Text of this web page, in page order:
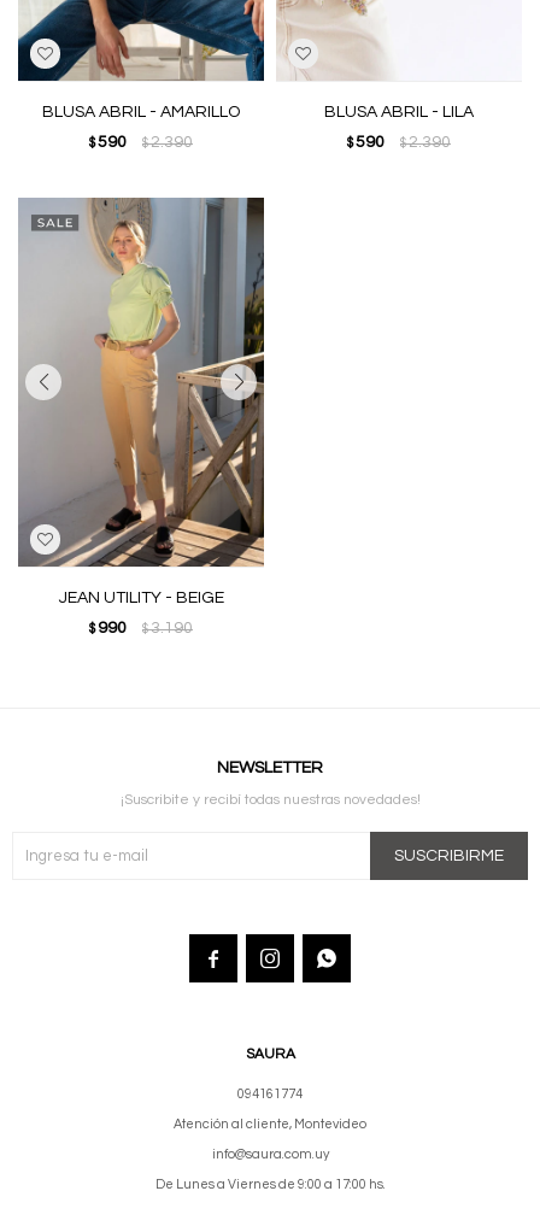
BLUSA ABRIL - AMARILLO
$590 $2.390
BLUSA ABRIL - LILA
$590 $2.390
JEAN UTILITY - BEIGE
$ 990 $3.190
SAURA
094161774
Atención al cliente, Montevideo
info@saura.com.uy
De Lunes a Viernes de 9:00 a 17:00 hs.
NEWSLETTER
¡Suscribite y recibí todas nuestras novedades!
SUSCRIBIRME
  